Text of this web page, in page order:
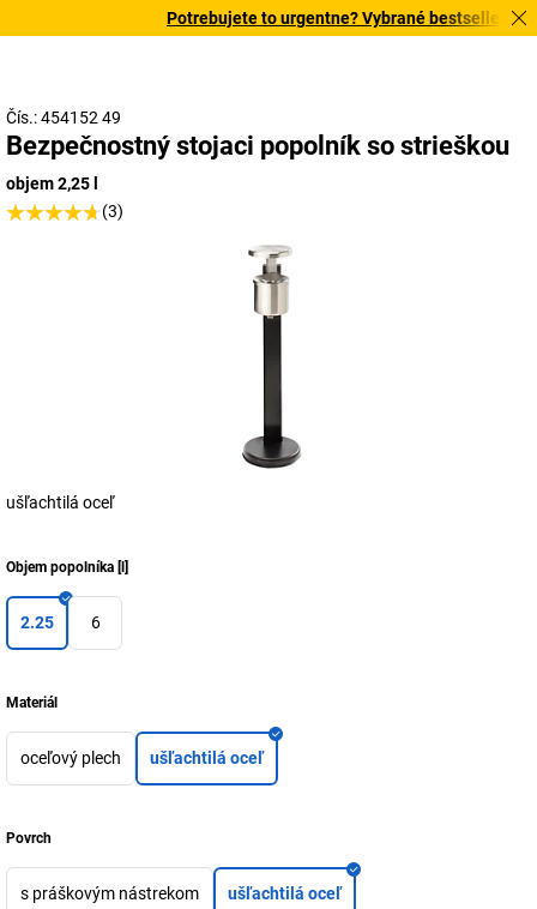
Potrebujete to urgentne? Vybrané bestsellery
Čís.: 454152 49
Bezpečnostný stojaci popolník so strieškou
objem 2,25 l
(3)
ušľachtilá oceľ
Objem popolníka [l]
2.25 6
Materiál
oceľový plech ušľachtilá oceľ
Povrch
s práškovým nástrekom ušľachtilá oceľ